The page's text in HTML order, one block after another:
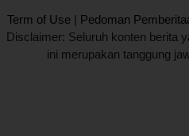
Term of Use | Pedoman
Disclaimer: Seluruh konten berita
ini merupakan tanggung